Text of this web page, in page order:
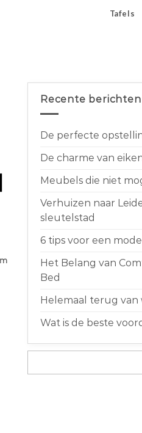
Tafels
Recente berichten
De perfecte
De charme van
Meubels die niet
Verhuizen naar
sleutelstad
6 tips voor een
Het Belang van
Bed
Helemaal terug van
Wat is de beste